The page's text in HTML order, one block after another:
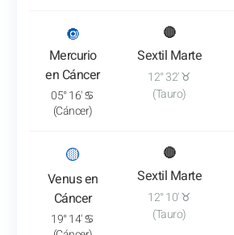
🔘
Mercurio
en Cáncer
: Ver el análisis del tránsito
05° 16' ♋
(Cáncer)
🔴
Sextil Marte
12° 32' ♉
(Tauro)
🟡
Venus en
Cáncer
: Ver el análisis del tránsito
19° 14' ♋
🔴
Sextil Marte
12° 10' ♉
(Tauro)